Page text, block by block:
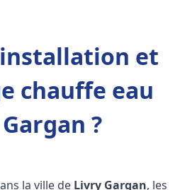
et
chauffe eau
?
la ville de Livry Gargan, les